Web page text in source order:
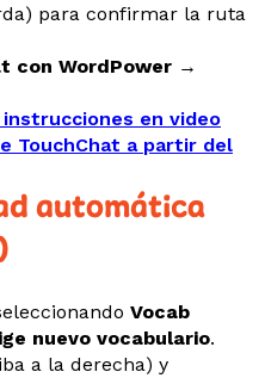
para confirmar la ruta
con WordPower →
instrucciones en video
TouchChat a partir del
automática
Vocab
nuevo vocabulario.
a la derecha) y